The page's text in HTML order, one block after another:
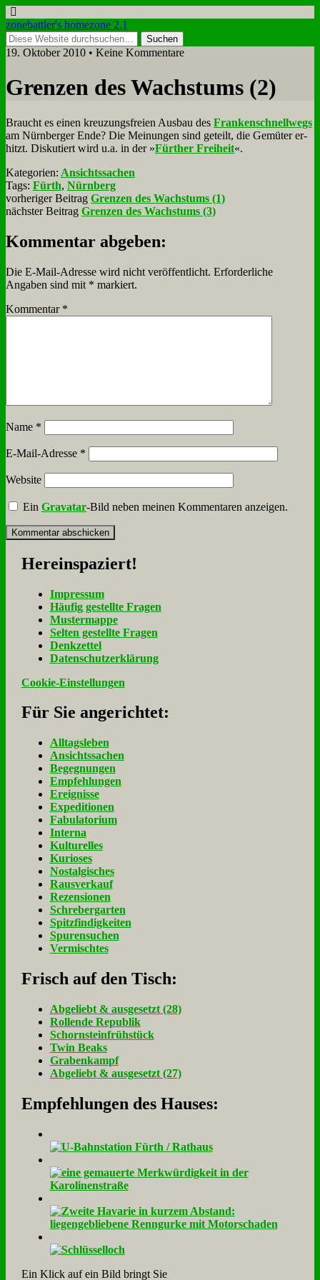
zonebattler's homezone 2.1
19. Oktober 2010 • Keine Kommentare
Gren­zen des Wachs­tums (2)
Braucht es ei­nen kreu­zungs­frei­en Aus­bau des Fran­ken­schnell­wegs
am Nürn­ber­ger En­de? Die Mei­nun­gen sind ge­teilt, die Ge­mü­ter er­
hitzt. Dis­ku­tiert wird u.a. in der »Für­ther Frei­heit«.
Kategorien: Ansichtssachen
Tags: Fürth, Nürnberg
vorheriger Beitrag Grenzen des Wachstums (1)
nächster Beitrag Grenzen des Wachstums (3)
Kommentar abgeben:
Die E-Mail-Adresse wird nicht veröffentlicht. Erforderliche
Angaben sind mit * markiert.
Kommentar *
Name *
E-Mail-Adresse *
Website
EinGravatar-Bild neben meinen Kommentaren anzeigen.
Her­ein­spa­ziert!
Im­pres­sum
Häu­fig ge­stell­te Fra­gen
Mu­ster­map­pe
Sel­ten ge­stell­te Fra­gen
Denk­zet­tel
Da­ten­schutz­er­klä­rung
Cookie-Einstellungen
Für Sie an­ge­rich­tet:
Alltagsleben
Ansichtssachen
Begegnungen
Empfehlungen
Ereignisse
Expeditionen
Fabulatorium
Interna
Kulturelles
Kurioses
Nostalgisches
Rausverkauf
Rezensionen
Schrebergarten
Spitzfindigkeiten
Spurensuchen
Vermischtes
Frisch auf den Tisch:
Ab­ge­liebt & aus­ge­setzt (28)
Rol­len­de Re­pu­blik
Schorn­stein­früh­stück
Twin Beaks
Gra­ben­kampf
Ab­ge­liebt & aus­ge­setzt (27)
Empfehlungen des Hauses:
Ein Klick auf ein Bild bringt Sie